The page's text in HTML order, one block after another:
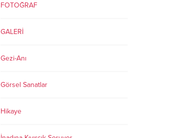
FOTOĞRAF
GALERİ
Gezi-Anı
Görsel Sanatlar
Hikaye